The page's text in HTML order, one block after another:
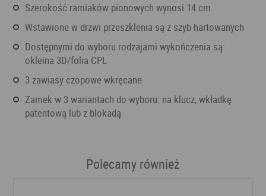
Szerokość ramiaków pionowych wynosi 14 cm
Wstawione w drzwi przeszklenia są z szyb hartowanych
Dostępnymi do wyboru rodzajami wykończenia są:
okleina 3D/folia CPL
3 zawiasy czopowe wkręcane
Zamek w 3 wariantach do wyboru: na klucz, wkładkę
patentową lub z blokadą
Polecamy również